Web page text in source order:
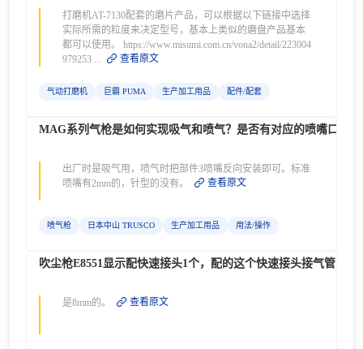
打磨机AT-7130配套的磨片产品，可以根据以下链接中选择
实际所需的粒度来决定型号，基本上类似的磨盘产品基本
都可以使用。 https://www.misumi.com.cn/vona2/detail/223004
979253 ...
查看原文
气动打磨机 巨霸 PUMA 生产加工用品 配件/配套
MAG系列气枪是如何实现吸气和喷气？是否有对应的喷嘴口径
出厂时是吸气用，喷气时把部件3喷嘴反向安装即可。标准
喷嘴有2mm的，针型的没有。
查看原文
喷气枪 日本中山 TRUSCO 生产加工用品 用法/操作
吹尘枪E8551显示配快速接头1个，配的这个快速接头接气管的
是8mm的。 查看原文